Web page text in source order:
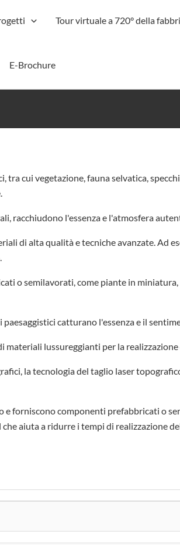
Tour virtuale a 720° della
E-Brochure
tra cui vegetazione, fauna selvatica,
racchiudono l'essenza e l'atmosfera
di alta qualità e tecniche avanzate.
o semilavorati, come piante in
catturano l'essenza e il
materiali lussureggianti per la
la tecnologia del taglio laser
forniscono componenti prefabbricati o
aiuta a ridurre i tempi di realizzazione